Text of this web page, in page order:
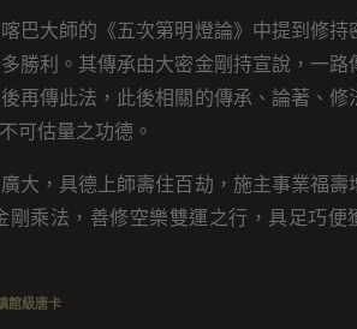
巴大師的《五次第明燈論》中提到修持
勝利。其傳承由大密金剛持宣說，一路
再傳此法，此後相關的傳承、論著、修
可估量之功德。
大，具德上師壽住百劫，施主事業福壽
乘法，善修空樂雙運之行，具足巧便
館級唐卡